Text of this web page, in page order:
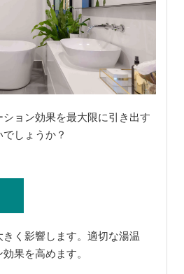
ョン効果を最大限に引き出す
しょうか？
く影響します。適切な湯温
果を高めます。